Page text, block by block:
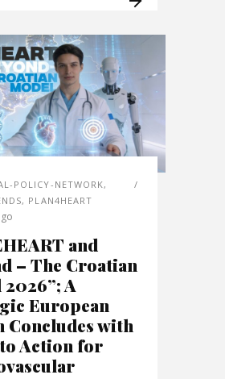
POLICY-NETWORK,
, PLAN4HEART
and
– The Croatian
A
European
Concludes with
Action for